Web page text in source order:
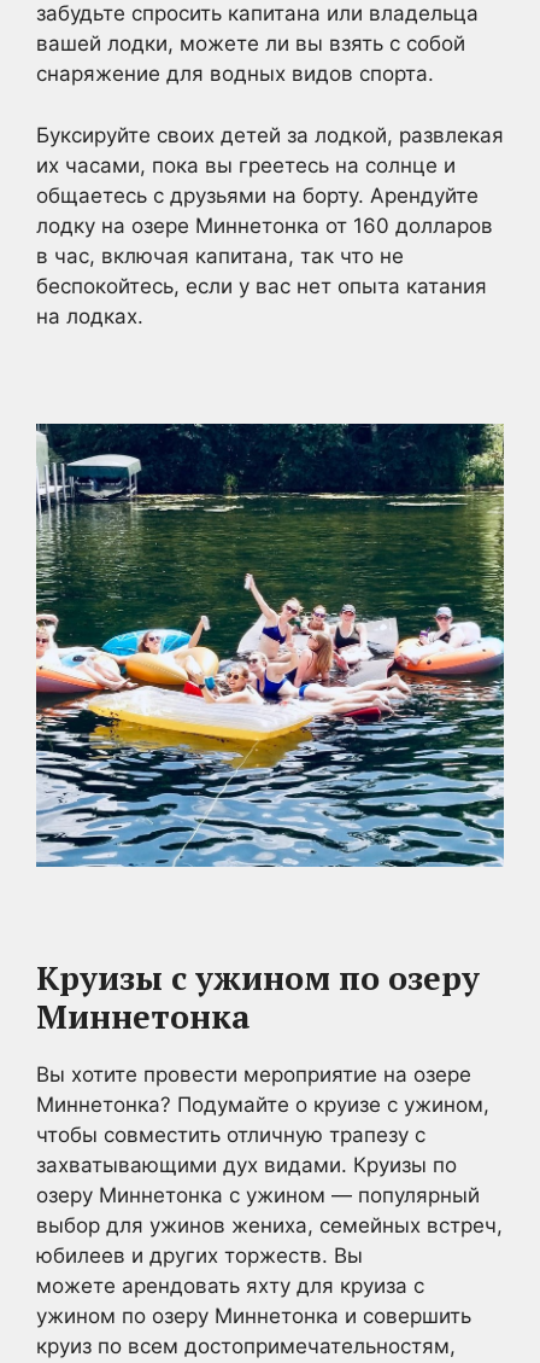
забудьте спросить капитана или владельца
вашей лодки, можете ли вы взять с собой
снаряжение для водных видов спорта.
Буксируйте своих детей за лодкой, развлекая
их часами, пока вы греетесь на солнце и
общаетесь с друзьями на борту. Арендуйте
лодку на озере Миннетонка от 160 долларов
в час, включая капитана, так что не
беспокойтесь, если у вас нет опыта катания
на лодках.
Круизы с ужином по озеру
Миннетонка
Вы хотите провести мероприятие на озере
Миннетонка? Подумайте о круизе с ужином,
чтобы совместить отличную трапезу с
захватывающими дух видами. Круизы по
озеру Миннетонка с ужином — популярный
выбор для ужинов жениха, семейных встреч,
юбилеев и других торжеств. Вы
можете арендовать яхту для круиза с
ужином по озеру Миннетонка и совершить
круиз по всем достопримечательностям,